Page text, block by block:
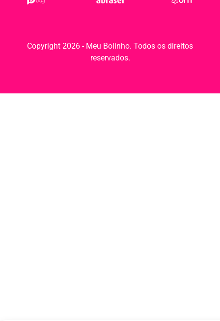
Copyright 2026 - Meu Bolinho. Todos os direitos
reservados.